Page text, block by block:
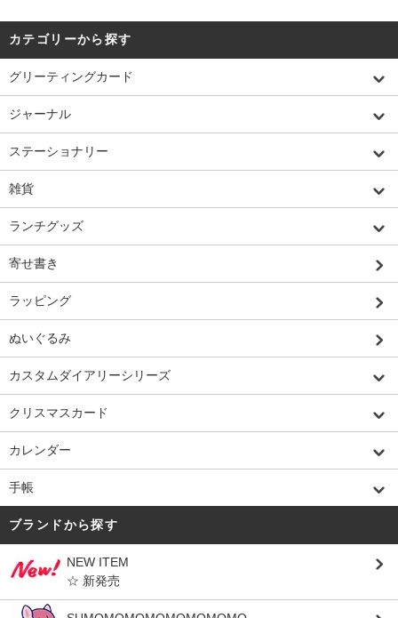
カテゴリーから探す
グリーティングカード
ジャーナル
ステーショナリー
雑貨
ランチグッズ
寄せ書き
ラッピング
ぬいぐるみ
カスタムダイアリーシリーズ
クリスマスカード
カレンダー
手帳
ブランドから探す
NEW ITEM
☆ 新発売